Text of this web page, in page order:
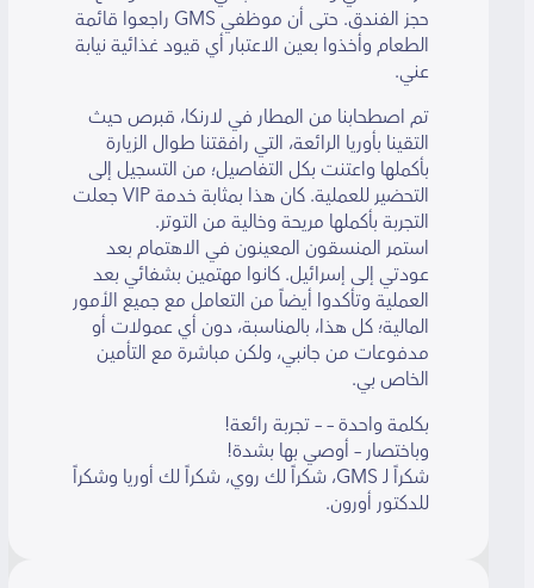
حجز الفندق. حتى أن موظفي GMS راجعوا قائمة
الطعام وأخذوا بعين الاعتبار أي قيود غذائية نيابة
تم اصطحابنا من المطار في لارنكا، قبرص حيث
التقينا بأوريا الرائعة، التي رافقتنا طوال الزيارة
بأكملها واعتنت بكل التفاصيل؛ من التسجيل إلى
التحضير للعملية. كان هذا بمثابة خدمة VIP جعلت
التجربة بأكملها مريحة وخالية من التوتر.
استمر المنسقون المعينون في الاهتمام بعد
عودتي إلى إسرائيل. كانوا مهتمين بشفائي بعد
العملية وتأكدوا أيضاً من التعامل مع جميع الأمور
المالية؛ كل هذا، بالمناسبة، دون أي عمولات أو
مدفوعات من جانبي، ولكن مباشرة مع التأمين
الخاص بي.
بكلمة واحدة – – تجربة رائعة!
وباختصار – أوصي بها بشدة!
شكراً لـ GMS، شكراً لك روي، شكراً لك أوريا وشكراً
للدكتور أورون.